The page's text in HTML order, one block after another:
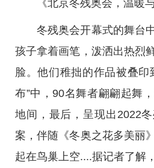
《北京冬残奥会，温暖
冬残奥会开幕式的舞台
孩子拿着画笔，泼洒出热烈
脸。他们稚拙的作品被叠印
布”中，90名舞者翩翩起舞
地间，最后，呈现出2022
案，伴随《冬奥之花多美丽
起在鸟巢上空....据记者了解